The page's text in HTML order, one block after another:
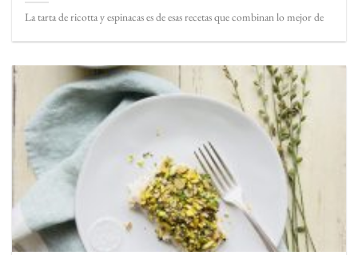
La tarta de ricotta y espinacas es de esas recetas que combinan lo mejor de